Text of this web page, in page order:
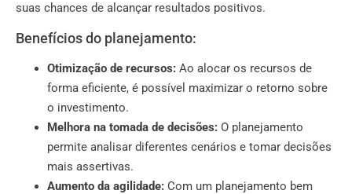
suas chances de alcançar resultados positivos.
Benefícios do planejamento:
Otimização de recursos: Ao alocar os recursos de
forma eficiente, é possível maximizar o retorno sobre
o investimento.
Melhora na tomada de decisões: O planejamento
permite analisar diferentes cenários e tomar decisões
mais assertivas.
Aumento da agilidade: Com um planejamento bem